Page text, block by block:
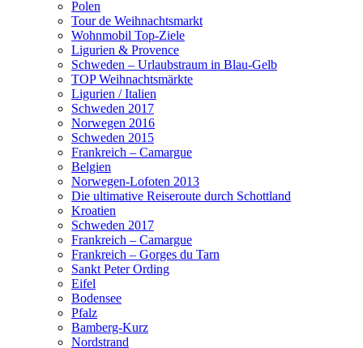
Polen
Tour de Weihnachtsmarkt
Wohnmobil Top-Ziele
Ligurien & Provence
Schweden – Urlaubstraum in Blau-Gelb
TOP Weihnachtsmärkte
Ligurien / Italien
Schweden 2017
Norwegen 2016
Schweden 2015
Frankreich – Camargue
Belgien
Norwegen-Lofoten 2013
Die ultimative Reiseroute durch Schottland
Kroatien
Schweden 2017
Frankreich – Camargue
Frankreich – Gorges du Tarn
Sankt Peter Ording
Eifel
Bodensee
Pfalz
Bamberg-Kurz
Nordstrand